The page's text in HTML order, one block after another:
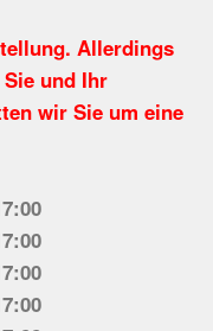
Allerdings
und Ihr
wir Sie um eine